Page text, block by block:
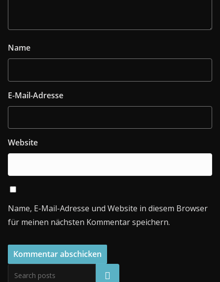
Name
E-Mail-Adresse
Website
Name, E-Mail-Adresse und Website in diesem Browser
für meinen nächsten Kommentar speichern.
Suchen